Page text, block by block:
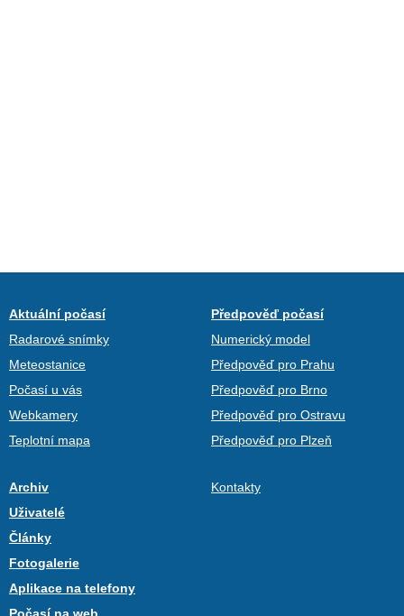
Aktuální počasí
Radarové snímky
Meteostanice
Počasí u vás
Webkamery
Teplotní mapa
Předpověď počasí
Numerický model
Předpověď pro Prahu
Předpověď pro Brno
Předpověď pro Ostravu
Předpověď pro Plzeň
Archiv
Uživatelé
Články
Fotogalerie
Aplikace na telefony
Kontakty